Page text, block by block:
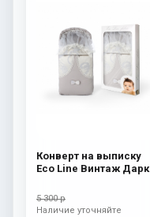
Конверт на выписку
Eco Line Винтаж Дарк
5 300 р
Наличие уточняйте